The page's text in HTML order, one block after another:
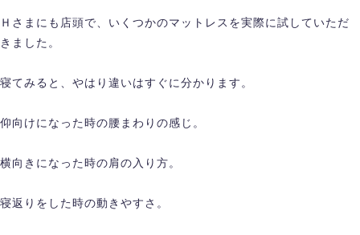
Ｈさまにも店頭で、いくつかのマットレスを実際に試していただ
きました。
寝てみると、やはり違いはすぐに分かります。
仰向けになった時の腰まわりの感じ。
横向きになった時の肩の入り方。
寝返りをした時の動きやすさ。